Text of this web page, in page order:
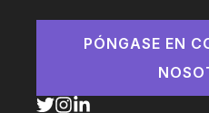
PÓNGASE EN